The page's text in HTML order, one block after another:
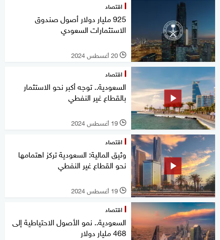
اقتصاد
925 مليار دولار أصول صندوق
الاستثمارات السعودي
l 20 أغسطس 2024
اقتصاد
السعودية.. توجه أكبر نحو الاستثمار
بالقطاع غير النفطي
l 19 أغسطس 2024
اقتصاد
وثيق المالية: السعودية تركز اهتمامها
نحو القطاع غير النفطي
l 19 أغسطس 2024
اقتصاد
السعودية.. نمو الأصول الاحتياطية إلى
468 مليار دولار